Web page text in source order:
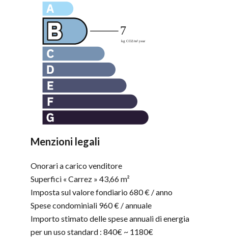
Menzioni legali
Onorari a carico venditore
Superfici « Carrez » 43,66 m²
Imposta sul valore fondiario 680 € / anno
Spese condominiali 960 € / annuale
Importo stimato delle spese annuali di energia
per un uso standard : 840€ ~ 1180€